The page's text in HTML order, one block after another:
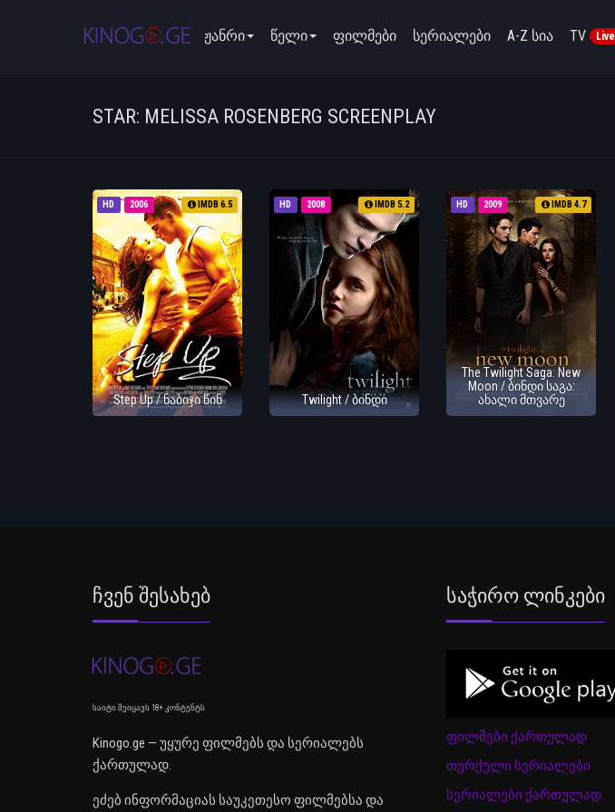
ჟანრი წელი ფილმები სერიალები A-Z სია TV Live
STAR: MELISSA ROSENBERG SCREENPLAY
HD 2006 IMDB 6.5
Step Up / ნაბიჯი წინ
HD 2008 IMDB 5.2
Twilight / ბინდი
HD 2009 IMDB 4.7
The Twilight Saga: New
Moon / ბინდი საგა:
ახალი მთვარე
Ჩვენ Შესახებ
საიტი შეიცავს 18+ კონტენტს
Kinogo.ge — უყურე ფილმებს და სერიალებს
ქართულად.
ეძებ ინფორმაციას საუკეთესო ფილმებსა და
Საჭირო Ლინკები
ფილმები ქართულად
თურქული სერიალები
სერიალები ქართულად